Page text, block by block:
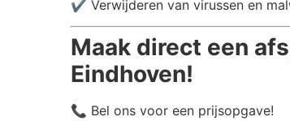
✔️ Verwijderen van virussen en
Maak direct een
Eindhoven!
📞 Bel ons voor een prijsopgave!